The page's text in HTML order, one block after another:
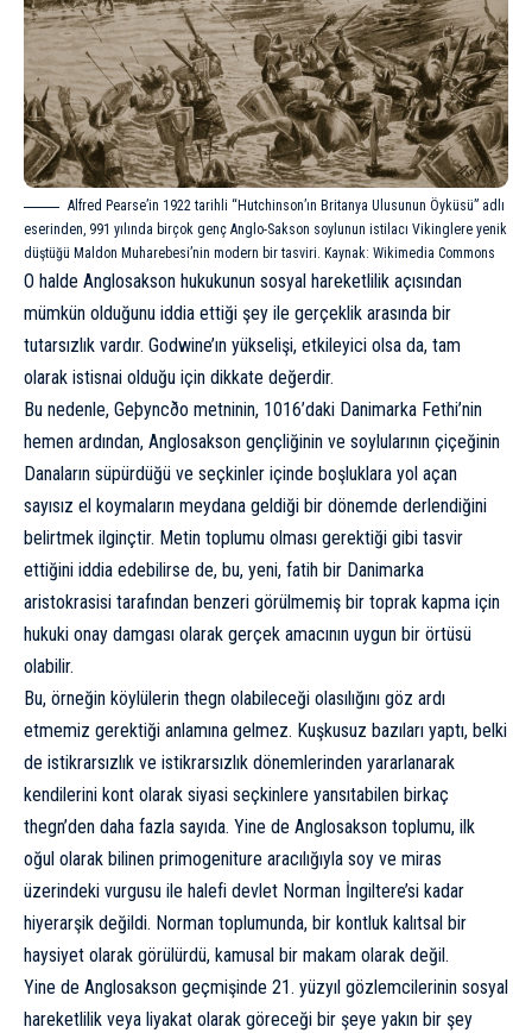
Alfred Pearse’in 1922 tarihli “Hutchinson’ın Britanya Ulusunun Öyküsü” adlı
eserinden, 991 yılında birçok genç Anglo-Sakson soylunun istilacı Vikinglere yenik
düştüğü Maldon Muharebesi’nin modern bir tasviri. Kaynak: Wikimedia Commons
O halde Anglosakson hukukunun sosyal hareketlilik açısından
mümkün olduğunu iddia ettiği şey ile gerçeklik arasında bir
tutarsızlık vardır. Godwine’ın yükselişi, etkileyici olsa da, tam
olarak istisnai olduğu için dikkate değerdir.
Bu nedenle, Geþyncðo metninin, 1016’daki Danimarka Fethi’nin
hemen ardından, Anglosakson gençliğinin ve soylularının çiçeğinin
Danaların süpürdüğü ve seçkinler içinde boşluklara yol açan
sayısız el koymaların meydana geldiği bir dönemde derlendiğini
belirtmek ilginçtir. Metin toplumu olması gerektiği gibi tasvir
ettiğini iddia edebilirse de, bu, yeni, fatih bir Danimarka
aristokrasisi tarafından benzeri görülmemiş bir toprak kapma için
hukuki onay damgası olarak gerçek amacının uygun bir örtüsü
olabilir.
Bu, örneğin köylülerin thegn olabileceği olasılığını göz ardı
etmemiz gerektiği anlamına gelmez. Kuşkusuz bazıları yaptı, belki
de istikrarsızlık ve istikrarsızlık dönemlerinden yararlanarak
kendilerini kont olarak siyasi seçkinlere yansıtabilen birkaç
thegn’den daha fazla sayıda. Yine de Anglosakson toplumu, ilk
oğul olarak bilinen primogeniture aracılığıyla soy ve miras
üzerindeki vurgusu ile halefi devlet Norman İngiltere’si kadar
hiyerarşik değildi. Norman toplumunda, bir kontluk kalıtsal bir
haysiyet olarak görülürdü, kamusal bir makam olarak değil.
Yine de Anglosakson geçmişinde 21. yüzyıl gözlemcilerinin sosyal
hareketlilik veya liyakat olarak göreceği bir şeye yakın bir şey